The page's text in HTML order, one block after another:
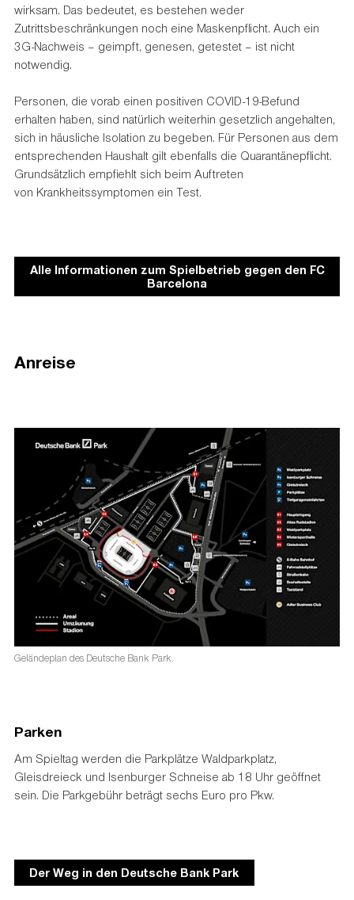
wirksam. Das bedeutet, es bestehen weder
Zutrittsbeschränkungen noch eine Maskenpflicht. Auch ein
3G-Nachweis – geimpft, genesen, getestet – ist nicht
notwendig.
Personen, die vorab einen positiven COVID-19-Befund
erhalten haben, sind natürlich weiterhin gesetzlich angehalten,
sich in häusliche Isolation zu begeben. Für Personen aus dem
entsprechenden Haushalt gilt ebenfalls die Quarantänepflicht.
Grundsätzlich empfiehlt sich beim Auftreten
von Krankheitssymptomen ein Test.
Alle Informationen zum Spielbetrieb gegen den FC
Barcelona
Anreise
Geländeplan des Deutsche Bank Park.
Parken
Am Spieltag werden die Parkplätze Waldparkplatz,
Gleisdreieck und Isenburger Schneise ab 18 Uhr geöffnet
sein. Die Parkgebühr beträgt sechs Euro pro Pkw.
Der Weg in den Deutsche Bank Park